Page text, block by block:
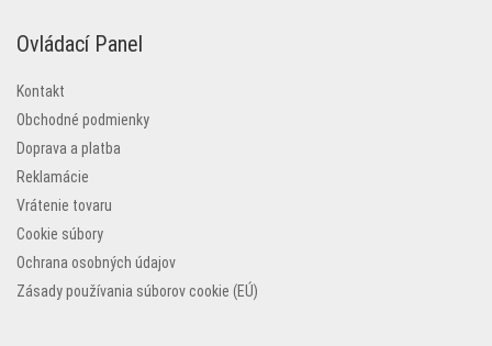
Ovládací Panel
Kontakt
Obchodné podmienky
Doprava a platba
Reklamácie
Vrátenie tovaru
Cookie súbory
Ochrana osobných údajov
Zásady používania súborov cookie (EÚ)